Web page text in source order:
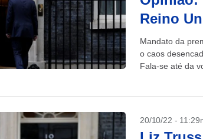
Reino
Mandato da
o caos
Fala-se até da
20/10/22 -